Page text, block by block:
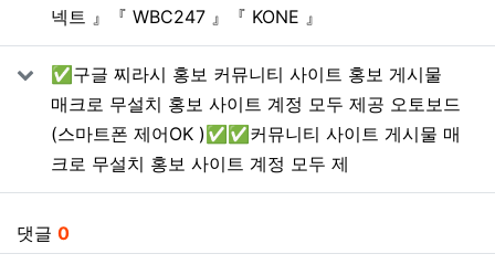
넥트 』『 WBC247 』『 KONE 』
✅구글 찌라시 홍보 커뮤니티 사이트 홍보 게시물
매크로 무설치 홍보 사이트 계정 모두 제공 오토보드
(스마트폰 제어OK )✅✅커뮤니티 사이트 게시물 매
크로 무설치 홍보 사이트 계정 모두 제
댓글 0